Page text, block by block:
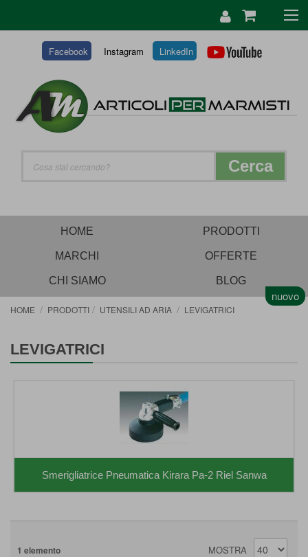
Facebook Instagram LinkedIn
CONTENUTO
Cerca
HOME PRODOTTI
MARCHI OFFERTE
CHI SIAMO BLOG
HOME PRODOTTI UTENSILI AD ARIA LEVIGATRICI
LEVIGATRICI
Smerigliatrice Pneumatica Kirara Pa-2 Riel Sanwa
1 elemento MOSTRA